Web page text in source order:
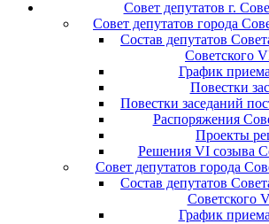
Совет депутатов г.
Совет депутатов города
Состав депутатов
Советского
График
Повестки
Повестки заседаний
Распоряжения
Проекты
Решения VI созыва
Совет депутатов города
Состав депутатов
Советского
График